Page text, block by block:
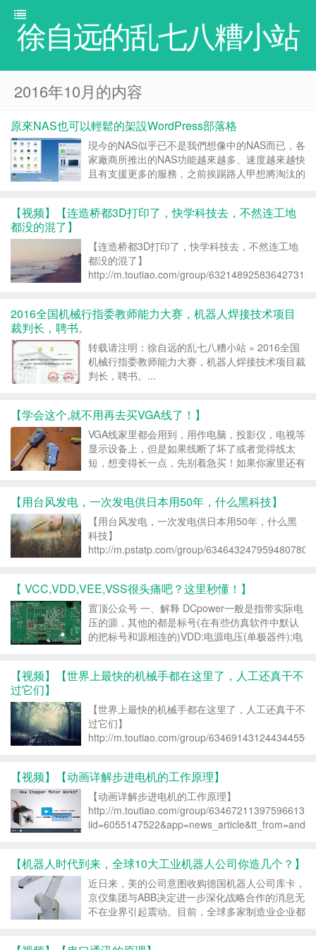
徐自远的乱七八糟小站
2016年10月的内容
原來NAS也可以輕鬆的架設WordPress部落格
現今的NAS似乎已不是我們想像中的NAS而已，各
家廠商所推出的NAS功能越來越多、速度越來越快
且有支援更多的服務，之前挨踢路人甲想將淘汰的
DS213，不管BT、網站、電子郵件、FTP...
【视频】【连造桥都3D打印了，快学科技去，不然连工地
都没的混了】
【连造桥都3D打印了，快学科技去，不然连工地
都没的混了】
http://m.toutiao.com/group/
2016全国机械行指委教师能力大赛，机器人焊接技术项目
裁判长，聘书。
转载请注明：徐自远的乱七八糟小站 » 2016全国
机械行指委教师能力大赛，机器人焊接技术项目裁
判长，聘书。...
【学会这个,就不用再去买VGA线了！】
VGA线家里都会用到，用作电脑，投影仪，电视等
显示设备上，但是如果线断了坏了或者觉得线太
短，想变得长一点，先别着急买！如果你家里还有
网线一根(五类线) 工具：...
【用台风发电，一次发电供日本用50年，什么黑科技】
【用台风发电，一次发电供日本用50年，什么黑
科技】
http://m.pstatp.com/group/
【 VCC,VDD,VEE,VSS很头痛吧？这里秒懂！】
置顶公众号 一、解释 DCpower一般是指带实际电
压的源，其他的都是标号(在有些仿真软件中默认
的把标号和源相连的)VDD:电源电压(单极器件);电
字电路);声控载波...
【视频】【世界上最快的机械手都在这里了，人工还真干不
过它们】
【世界上最快的机械手都在这里了，人工还真干不
过它们】
http://m.toutiao.com/group/
【视频】【动画详解步进电机的工作原理】
【动画详解步进电机的工作原理】
http://m.toutiao.com/group/
【机器人时代到来，全球10大工业机器人公司你造几个？】
近日来，美的公司意图收购德国机器人公司库卡，
京仪集团与ABB决定进一步深化战略合作的消息无
不在业界引起震动。目前，全球多家制造业企业都